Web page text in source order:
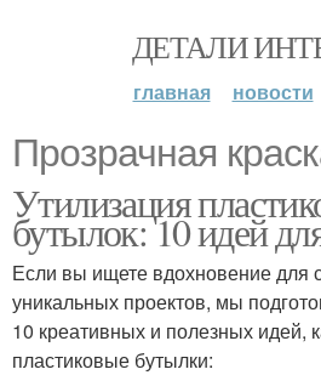
ДЕТАЛИ
главная новости
Прозрачная
Утилизация
бутылок: 10 идей
Если вы ищете вдохновение для
уникальных проектов, мы
10 креативных и полезных идей,
пластиковые бутылки: